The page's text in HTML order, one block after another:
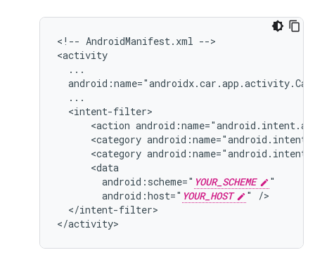
<!-- AndroidManifest.xml -->
<action
<category
<category
android:scheme=" YOUR_SCHEME
android:host=" YOUR_HOST "
</intent-filter>